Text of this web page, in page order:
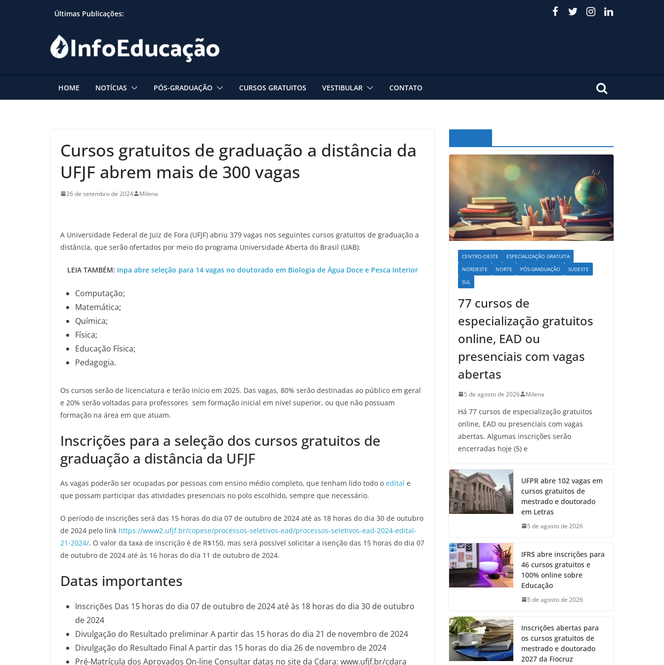
Últimas Publicações:
HOME NOTÍCIAS PÓS-GRADUAÇÃO CURSOS GRATUITOS VESTIBULAR CONTATO
Cursos gratuitos de graduação a distância da
UFJF abrem mais de 300 vagas
26 de setembro de 2024 Milena
A Universidade Federal de Juiz de Fora (UFJF) abriu 379 vagas nos seguintes cursos gratuitos de graduação a
distância, que serão ofertados por meio do programa Universidade Aberta do Brasil (UAB):
LEIA TAMBÉM: Inpa abre seleção para 14 vagas no doutorado em Biologia de Água Doce e Pesca Interior
Computação;
Matemática;
Química;
Física;
Educação Física;
Pedagogia.
Os cursos serão de licenciatura e terão início em 2025. Das vagas, 80% serão destinadas ao público em geral
e 20% serão voltadas para professores sem formação inicial em nível superior, ou que não possuam
formação na área em que atuam.
Inscrições para a seleção dos cursos gratuitos de
graduação a distância da UFJF
As vagas poderão ser ocupadas por pessoas com ensino médio completo, que tenham lido todo o edital e
que possam participar das atividades presenciais no polo escolhido, sempre que necessário.
O período de inscrições será das 15 horas do dia 07 de outubro de 2024 até as 18 horas do dia 30 de outubro
de 2024 pelo link https://www2.ufjf.br/copese/processos-seletivos-ead/processos-seletivos-ead-2024-edital-
21-2024/. O valor da taxa de inscrição é de R$150, mas será possível solicitar a isenção das 15 horas do dia 07
de outubro de 2024 até às 16 horas do dia 11 de outubro de 2024.
Datas importantes
Inscrições Das 15 horas do dia 07 de outubro de 2024 até às 18 horas do dia 30 de outubro
de 2024
Divulgação do Resultado preliminar A partir das 15 horas do dia 21 de novembro de 2024
Divulgação do Resultado Final A partir das 15 horas do dia 26 de novembro de 2024
Pré-Matrícula dos Aprovados On-line Consultar datas no site da Cdara: www.ufjf.br/cdara
CENTRO-OESTE
ESPECIALIZAÇÃO GRATUITA
NORDESTE
NORTE PÓS-GRADUAÇÃO
SUDESTE
SUL
77 cursos de
especialização gratuitos
online, EAD ou
presenciais com vagas
abertas
5 de agosto de 2026 Milena
Há 77 cursos de especialização gratuitos
online, EAD ou presenciais com vagas
abertas. Algumas inscrições serão
encerradas hoje (5) e
UFPR abre 102 vagas em
cursos gratuitos de
mestrado e doutorado
em Letras
5 de agosto de 2026
IFRS abre inscrições para
46 cursos gratuitos e
100% online sobre
Educação
5 de agosto de 2026
Inscrições abertas para
os cursos gratuitos de
mestrado e doutorado
2027 da Fiocruz